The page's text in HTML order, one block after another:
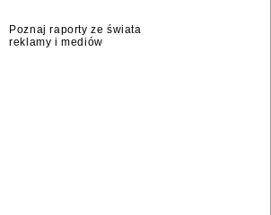
Poznaj raporty ze świata
reklamy i mediów